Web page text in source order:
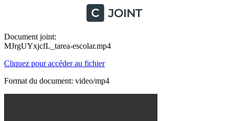
Document joint:
MJrgUYxjcfL_tarea-escolar.mp4
Cliquez pour accéder au fichier
Format du document: video/mp4